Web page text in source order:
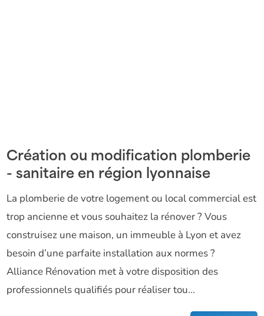
Création ou modification plomberie
- sanitaire en région lyonnaise
La plomberie de votre logement ou local commercial est
trop ancienne et vous souhaitez la rénover ? Vous
construisez une maison, un immeuble à Lyon et avez
besoin d’une parfaite installation aux normes ?
Alliance Rénovation met à votre disposition des
professionnels qualifiés pour réaliser tou...